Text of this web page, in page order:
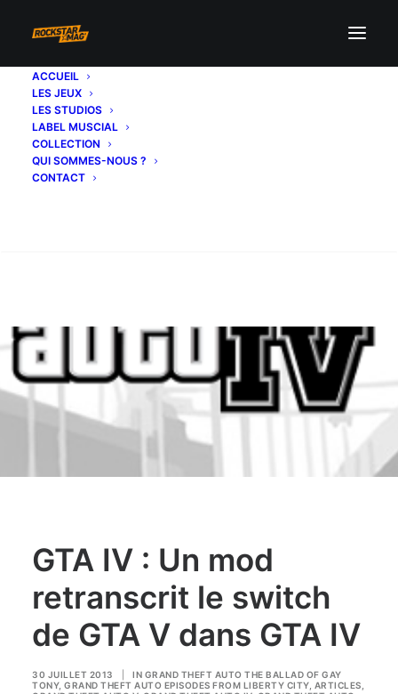
ACCUEIL
LES JEUX
LES STUDIOS
LABEL MUSCIAL
COLLECTION
QUI SOMMES-NOUS ?
CONTACT
GTA IV : Un mod
retranscrit le switch
de GTA V dans GTA IV
30 JUILLET 2013 IN GRAND THEFT AUTO THE BALLAD OF GAY
TONY, GRAND THEFT AUTO EPISODES FROM LIBERTY CITY, ARTICLES